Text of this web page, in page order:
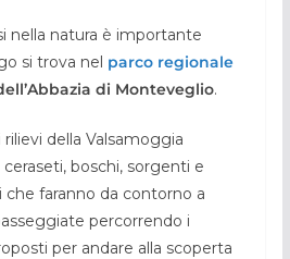
nella natura è importante
si trova nel parco regionale
di Monteveglio.
della Valsamoggia
boschi, sorgenti e
faranno da contorno a
percorrendo i
per andare alla scoperta